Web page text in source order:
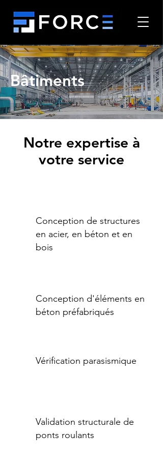
Bâtiments
Notre expertise à
votre service
Conception de structures
en acier, en béton et en
bois
Conception d'éléments en
béton préfabriqués
Vérification parasismique
Validation structurale de
ponts roulants